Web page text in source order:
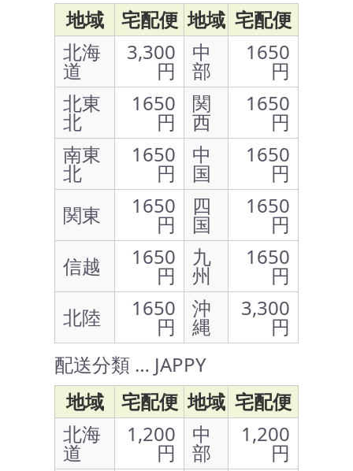
地域
宅配便 地域 宅配便
北海
道
3,300
円
中
部
1650
円
北東
北
1650
円
関
西
1650
円
南東
北
1650
円
中
国
1650
円
関東
1650
円
四
国
1650
円
信越
1650
円
九
州
1650
円
北陸
1650
円
沖
縄
3,300
円
配送分類 … JAPPY
地域
宅配便 地域 宅配便
北海
道
1,200
円
中
部
1,200
円